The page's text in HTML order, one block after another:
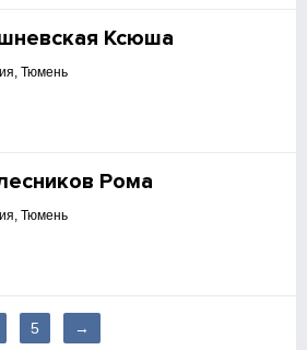
Ксюша
Тюмень
Рома
Тюмень
5 →